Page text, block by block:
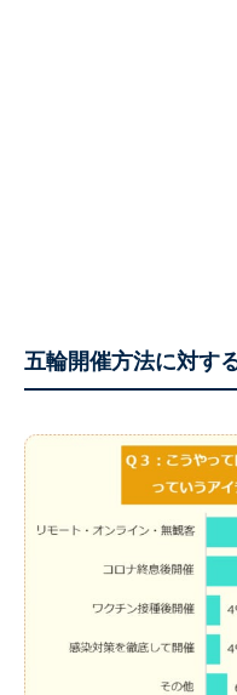
五輪開催方法に対す